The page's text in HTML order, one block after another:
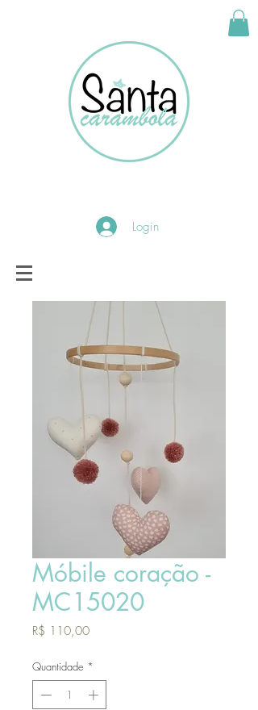
Login
Móbile coração -
MC15020
R$ 110,00Preço
Quantidade *